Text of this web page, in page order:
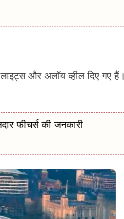
और अलॉय व्हील दिए गए हैं।
फीचर्स की जनकारी